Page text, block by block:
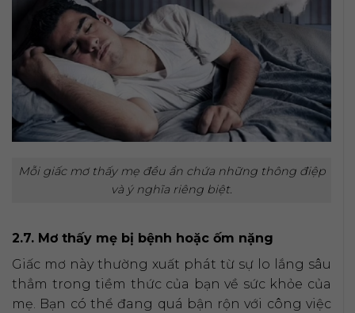
Mỗi giấc mơ thấy mẹ đều ẩn chứa những thông điệp
và ý nghĩa riêng biệt.
2.7. Mơ thấy mẹ bị bệnh hoặc ốm nặng
Giấc mơ này thường xuất phát từ sự lo lắng sâu
thẳm trong tiềm thức của bạn về sức khỏe của
mẹ. Bạn có thể đang quá bận rộn với công việc